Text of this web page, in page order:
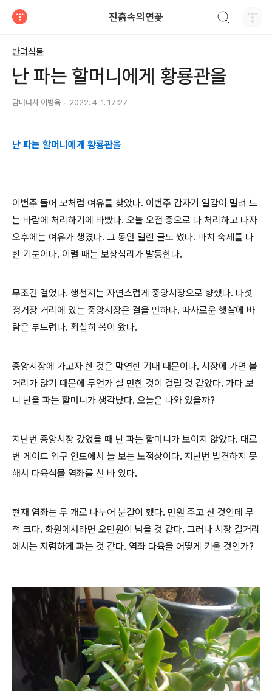
진흙속의연꽃
반려식물
난 파는 할머니에게 황룡관을
담마다사 이병욱 2022. 4. 1. 17:27
난 파는 할머니에게 황룡관을
이번주 들어 모처럼 여유를 찾았다. 이번주 갑자기 일감이 밀려 드
는 바람에 처리하기에 바빴다. 오늘 오전 중으로 다 처리하고 나자
오후에는 여유가 생겼다. 그 동안 밀린 글도 썼다. 마치 숙제를 다
한 기분이다. 이럴 때는 보상심리가 발동한다.
무조건 걸었다. 행선지는 자연스럽게 중앙시장으로 향했다. 다섯
정거장 거리에 있는 중앙시장은 걸을 만하다. 따사로운 햇살에 바
람은 부드럽다. 확실히 봄이 왔다.
중앙시장에 가고자 한 것은 막연한 기대 때문이다. 시장에 가면 볼
거리가 많기 때문에 무언가 살 만한 것이 걸릴 것 같았다. 가다 보
니 난을 파는 할머니가 생각났다. 오늘은 나와 있을까?
지난번 중앙시장 갔었을 때 난 파는 할머니가 보이지 않았다. 대로
변 게이트 입구 인도에서 늘 보는 노점상이다. 지난번 발견하지 못
해서 다육식물 염좌를 산 바 있다.
현재 염좌는 두 개로 나누어 분갈이 했다. 만원 주고 산 것인데 무
척 크다. 화원에서라면 오만원이 넘을 것 같다. 그러나 시장 길거리
에서는 저렴하게 파는 것 같다. 염좌 다육을 어떻게 키울 것인가?